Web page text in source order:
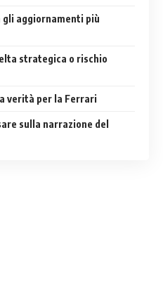
gli aggiornamenti più
strategica o rischio
verità per la Ferrari
sulla narrazione del